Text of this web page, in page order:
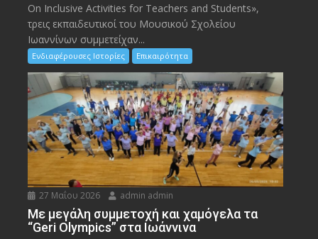
On Inclusive Activities for Teachers and Students»,
τρεις εκπαιδευτικοί του Μουσικού Σχολείου
Ιωαννίνων συμμετείχαν...
Ενδιαφέρουσες Ιστορίες Επικαιρότητα
27 Μαΐου 2026 admin admin
Με μεγάλη συμμετοχή και χαμόγελα τα
“Geri Olympics” στα Ιωάννινα